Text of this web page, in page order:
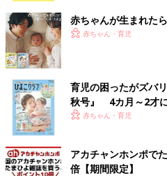
赤ちゃんが生まれた
赤ちゃん・育児
育児の困ったがズバ
秋号』 4カ月～2才
いっぱい！
赤ちゃん・育児
アカチャンホンポで
倍【期間限定】